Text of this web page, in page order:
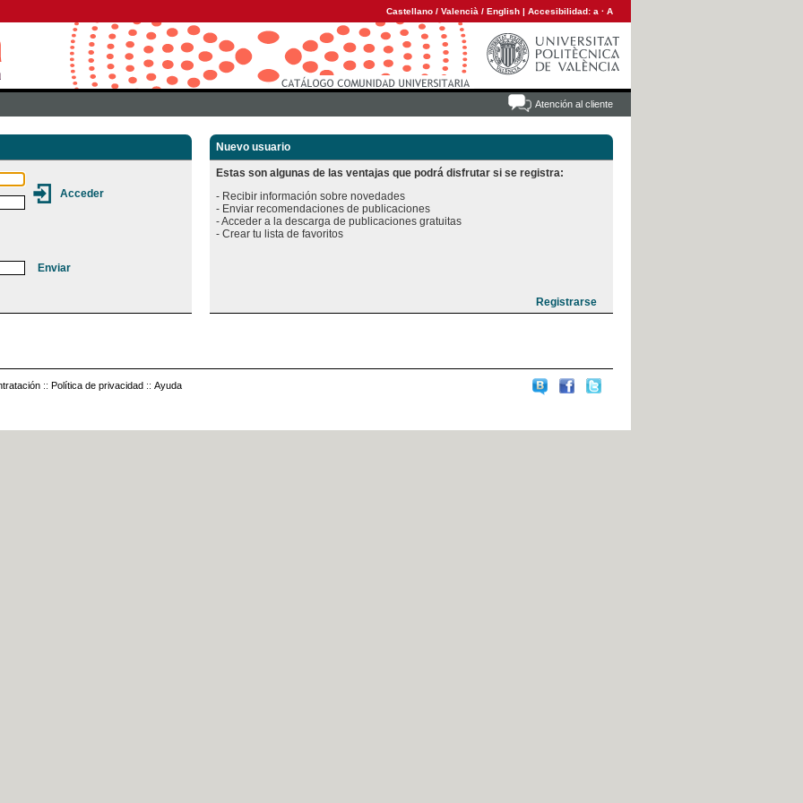
Castellano / Valencià / English | Accesibilidad: a · A
Atención al cliente
Nuevo usuario
Estas son algunas de las ventajas que podrá disfrutar si se registra:
- Recibir información sobre novedades
- Enviar recomendaciones de publicaciones
- Acceder a la descarga de publicaciones gratuitas
:: Política de privacidad :: Ayuda